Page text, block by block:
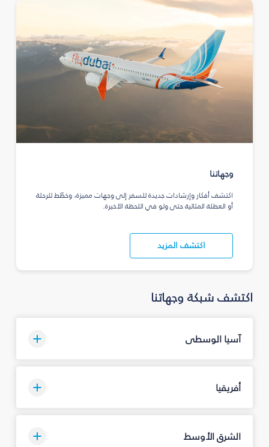
وجهاتنا
اكتشف أفكار وإرشادات جديدة للسفر إلى وجهات مميزة، وخطّط للرحلة
أو العطلة المثالية حتى ولو في اللحظة الأخيرة.
اكتشف المزيد
اكتشف شبكة وجهاتنا
آسيا الوسطى
أفريقيا
الشرق الأوسط